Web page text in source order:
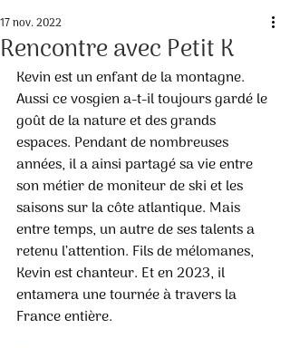
Rencontre avec Petit K
17 nov. 2022
Kevin est un enfant de la montagne.
Aussi ce vosgien a-t-il toujours gardé le
goût de la nature et des grands
espaces. Pendant de nombreuses
années, il a ainsi partagé sa vie entre
son métier de moniteur de ski et les
saisons sur la côte atlantique. Mais
entre temps, un autre de ses talents a
retenu l’attention. Fils de mélomanes,
Kevin est chanteur. Et en 2023, il
entamera une tournée à travers la
France entière.